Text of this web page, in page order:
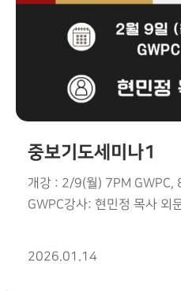
중보기도세미나1
개강 : 2/9(월) 7PM GWPC,
GWPC강사: 현민정 목사
2026.01.14